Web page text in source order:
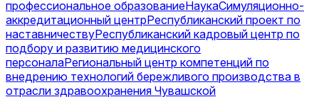
профессиональное образованиеНаукаСимуляционно-
аккредитационный центрРеспубликанский проект по
наставничествуРеспубликанский кадровый центр по
подбору и развитию медицинского
персоналаРегиональный центр компетенций по
внедрению технологий бережливого производства в
отрасли здравоохранения Чувашской